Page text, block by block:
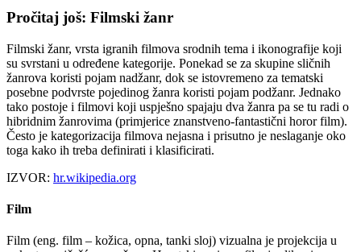
Pročitaj još: Filmski žanr
Filmski žanr, vrsta igranih filmova srodnih tema i ikonografije koji
su svrstani u određene kategorije. Ponekad se za skupine sličnih
žanrova koristi pojam nadžanr, dok se istovremeno za tematski
posebne podvrste pojedinog žanra koristi pojam podžanr. Jednako
tako postoje i filmovi koji uspješno spajaju dva žanra pa se tu radi o
hibridnim žanrovima (primjerice znanstveno-fantastični horor film).
Često je kategorizacija filmova nejasna i prisutno je neslaganje oko
toga kako ih treba definirati i klasificirati.
IZVOR: hr.wikipedia.org
Film
Film (eng. film – kožica, opna, tanki sloj) vizualna je projekcija u